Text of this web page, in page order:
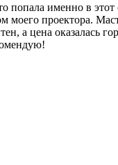
попала именно в
моего проектора.
а цена оказалась